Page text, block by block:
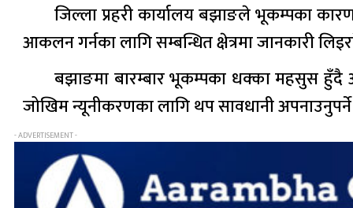
जिल्ला प्रहरी कार्यालय बझाङले भूकम्पका
आकलन गर्नका लागि सम्बन्धित क्षेत्रमा जानकारी
बझाङमा बारम्बार भूकम्पका धक्का महसुस
जोखिम न्यूनीकरणका लागि थप सावधानी
- ADVERTISEMENT -